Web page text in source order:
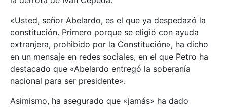
«Usted, señor Abelardo, es el que ya despedazó la
constitución. Primero porque se eligió con ayuda
extranjera, prohibido por la Constitución», ha dicho
en un mensaje en redes sociales, en el que Petro ha
destacado que «Abelardo entregó la soberanía
nacional para ser presidente».
Asimismo, ha asegurado que «jamás» ha dado